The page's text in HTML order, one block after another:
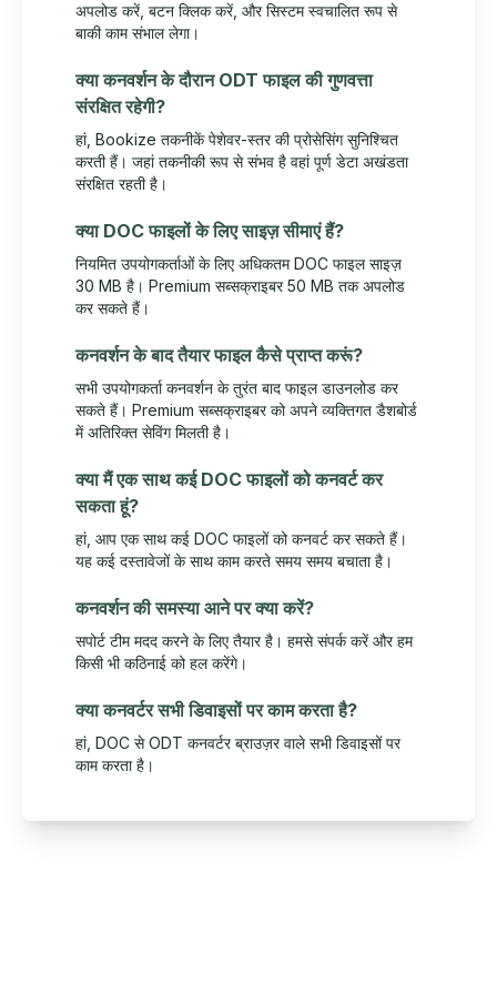
अपलोड करें, बटन क्लिक करें, और सिस्टम स्वचालित रूप से
बाकी काम संभाल लेगा।
क्या कनवर्शन के दौरान ODT फाइल की गुणवत्ता
संरक्षित रहेगी?
हां, Bookize तकनीकें पेशेवर-स्तर की प्रोसेसिंग सुनिश्चित
करती हैं। जहां तकनीकी रूप से संभव है वहां पूर्ण डेटा अखंडता
संरक्षित रहती है।
क्या DOC फाइलों के लिए साइज़ सीमाएं हैं?
नियमित उपयोगकर्ताओं के लिए अधिकतम DOC फाइल साइज़
30 MB है। Premium सब्सक्राइबर 50 MB तक अपलोड
कर सकते हैं।
कनवर्शन के बाद तैयार फाइल कैसे प्राप्त करूं?
सभी उपयोगकर्ता कनवर्शन के तुरंत बाद फाइल डाउनलोड कर
सकते हैं। Premium सब्सक्राइबर को अपने व्यक्तिगत डैशबोर्ड
में अतिरिक्त सेविंग मिलती है।
क्या मैं एक साथ कई DOC फाइलों को कनवर्ट कर
सकता हूं?
हां, आप एक साथ कई DOC फाइलों को कनवर्ट कर सकते हैं।
यह कई दस्तावेजों के साथ काम करते समय समय बचाता है।
कनवर्शन की समस्या आने पर क्या करें?
सपोर्ट टीम मदद करने के लिए तैयार है। हमसे संपर्क करें और हम
किसी भी कठिनाई को हल करेंगे।
क्या कनवर्टर सभी डिवाइसों पर काम करता है?
हां, DOC से ODT कनवर्टर ब्राउज़र वाले सभी डिवाइसों पर
काम करता है।